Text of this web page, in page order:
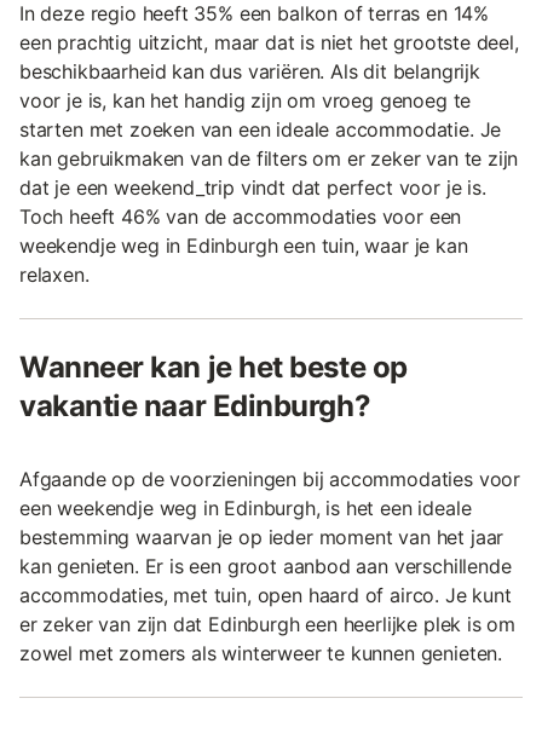
In deze regio heeft 35% een balkon of terras en 14%
een prachtig uitzicht, maar dat is niet het grootste deel,
beschikbaarheid kan dus variëren. Als dit belangrijk
voor je is, kan het handig zijn om vroeg genoeg te
starten met zoeken van een ideale accommodatie. Je
kan gebruikmaken van de filters om er zeker van te zijn
dat je een weekend_trip vindt dat perfect voor je is.
Toch heeft 46% van de accommodaties voor een
weekendje weg in Edinburgh een tuin, waar je kan
relaxen.
Wanneer kan je het beste op
vakantie naar Edinburgh?
Afgaande op de voorzieningen bij accommodaties voor
een weekendje weg in Edinburgh, is het een ideale
bestemming waarvan je op ieder moment van het jaar
kan genieten. Er is een groot aanbod aan verschillende
accommodaties, met tuin, open haard of airco. Je kunt
er zeker van zijn dat Edinburgh een heerlijke plek is om
zowel met zomers als winterweer te kunnen genieten.